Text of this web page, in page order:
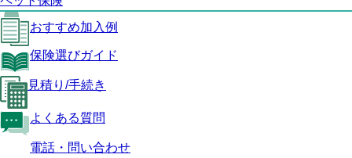
おすすめ加入例
保険選びガイド
見積り/手続き
よくある質問
電話・問い合わせ